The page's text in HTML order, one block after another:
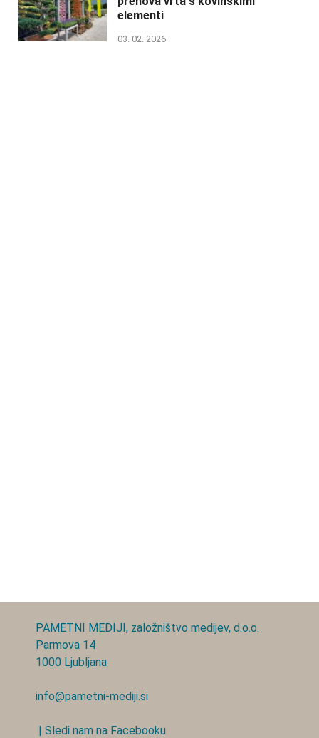
elementi
03. 02. 2026
PAMETNI MEDIJI, založništvo medijev, d.o.o.
Parmova 14
1000 Ljubljana
info@pametni-mediji.si
| Sledi nam na Facebooku